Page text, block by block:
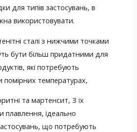
для типів застосувань, в
використовувати.
сталі з нижчими точками
бути більш придатними для
які потребують
температурах,
та мартенсит, З їх
ідеально
що потребують